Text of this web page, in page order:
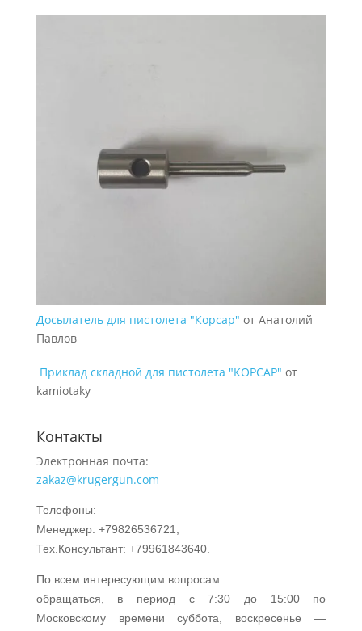
Досылатель для пистолета "Корсар" от Анатолий
Павлов
Приклад складной для пистолета "КОРСАР" от
kamiotaky
Контакты
Электронная почта:
zakaz@krugergun.com
Телефоны:
Менеджер: +79826536721;
Тех.Консультант: +79961843640.
По всем интересующим вопросам
обращаться, в период с 7:30 до 15:00 по
Московскому времени суббота, воскресенье —